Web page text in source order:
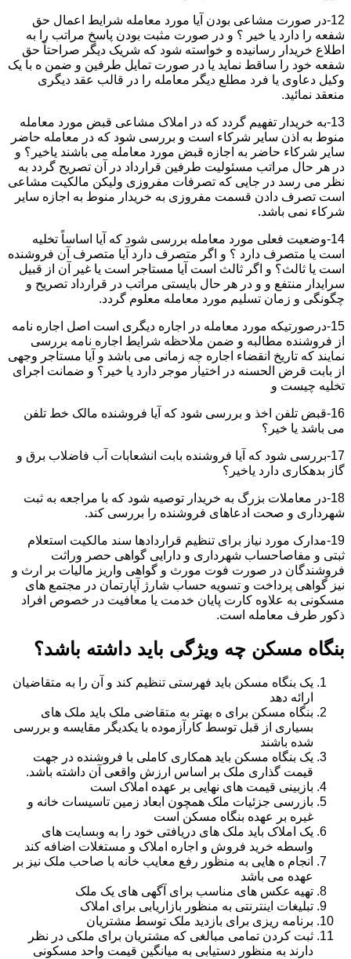
12-در صورت مشاعی بودن آیا مورد معامله شرایط اعمال حق
شفعه را دارد یا خیر ؟ و در صورت مثبت بودن پاسخ مراتب را به
اطلاع خریدار رسانیده و خواسته شود که شریک دیگر صراحتاً حق
شفعه خود را ساقط نماید یا در صورت تمایل طرفین و ضمن ه با یک
وکیل دعاوی یا فرد مطلع دیگر معامله را در قالب عقد دیگری
منعقد نمائید.
13-به خریدار تفهیم گردد که در املاک مشاعی قبض مورد معامله
منوط به اذن سایر شرکاء است و بررسی شود که در معامله حاضر
سایر شرکاء حاضر به اجازه قبض مورد معامله می باشند یاخیر؟ و
در هر حال مراتب مسئولیت طرفین قرارداد در آن تصریح گردد به
نظر می رسد در جایی که تصرفات مفروزی ولیکن مالکیت مشاعی
است تصرف دادن قسمت مفروزی به خریدار منوط به اجازه سایر
شرکاء نمی باشد.
14-وضعیت فعلی مورد معامله بررسی شود که آیا اساساً تخلیه
است یا متصرف دارد ؟ و اگر متصرف دارد آیا متصرف آن فروشنده
است یا ثالث؟ و اگر ثالث است آیا مستاجر است یا غیر آن از قبیل
سرایدار منتفع و و در هر حال بایستی مراتب در قرارداد تصریح و
چگونگی و زمان تسلیم مورد معامله معلوم گردد.
15-درصورتیکه مورد معامله در اجاره دیگری است اصل اجاره نامه
از فروشنده مطالبه و ضمن ملاحظه شرایط اجاره نامه بررسی
نمایند که تاریخ انقضاء اجاره چه زمانی می باشد و آیا مستاجر وجهی
از بابت قرض الحسنه در اختیار موجر دارد یا خیر؟ و ضمانت اجرای
تخلیه چیست و
16-قبض تلفن اخذ و بررسی شود که آیا فروشنده مالک خط تلفن
می باشد یا خیر؟
17-بررسی شود که آیا فروشنده بابت انشعابات آب فاضلاب برق و
گاز بدهکاری دارد یاخیر؟
18-در معاملات بزرگ به خریدار توصیه شود که با مراجعه به ثبت
شهرداری و صحت ادعاهای فروشنده را بررسی کند.
19-مدارک مورد نیاز برای تنظیم قراردادها سند مالکیت استعلام
ثبتی و مفاصاحساب شهرداری و دارایی گواهی حصر وراثت
فروشندگان در صورت فوت مورث و گواهی واریز مالیات بر ارث و
نیز گواهی پرداخت و تسویه حساب شارژ آپارتمان در مجتمع های
مسکونی به علاوه کارت پایان خدمت یا معافیت در خصوص افراد
ذکور طرف معامله است.
بنگاه مسکن چه ویژگی باید داشته باشد؟
یک بنگاه مسکن باید فهرستی تنظیم کند و آن را به متقاضیان
ارائه دهد
بنگاه مسکن برای ه بهتر به متقاضی ملک باید ملک های
بسیاری از قبل توسط کارآزموده با یکدیگر مقایسه و بررسی
شده باشند
یک بنگاه مسکن باید همکاری کاملی با فروشنده در جهت
قیمت گذاری ملک بر اساس ارزش واقعی آن داشته باشد.
بازبینی قیمت های نهایی بر عهده املاک است
بازرسی جزئیات ملک همچون ابعاد زمین تاسیسات خانه و
غیره بر عهده بنگاه مسکن است
یک املاک باید ملک های دریافتی خود را به وبسایت های
واسطه خرید فروش و اجاره املاک و مستغلات اضافه کند
انجام ه هایی به منظور رفع معایب خانه با صاحب ملک نیز بر
عهده می باشد
تهیه عکس های مناسب برای آگهی های یک ملک
تبلیغات اینترنتی به منظور بازاریابی برای املاک
برنامه ریزی برای بازدید ملک توسط مشتریان
ثبت کردن تمامی مبالغی که مشتریان برای ملکی در نظر
دارند به منظور دستیابی به میانگین قیمت واحد مسکونی